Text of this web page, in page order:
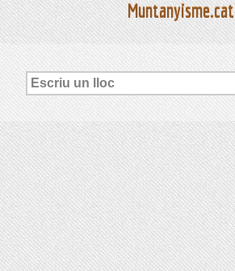
Muntanyisme.cat